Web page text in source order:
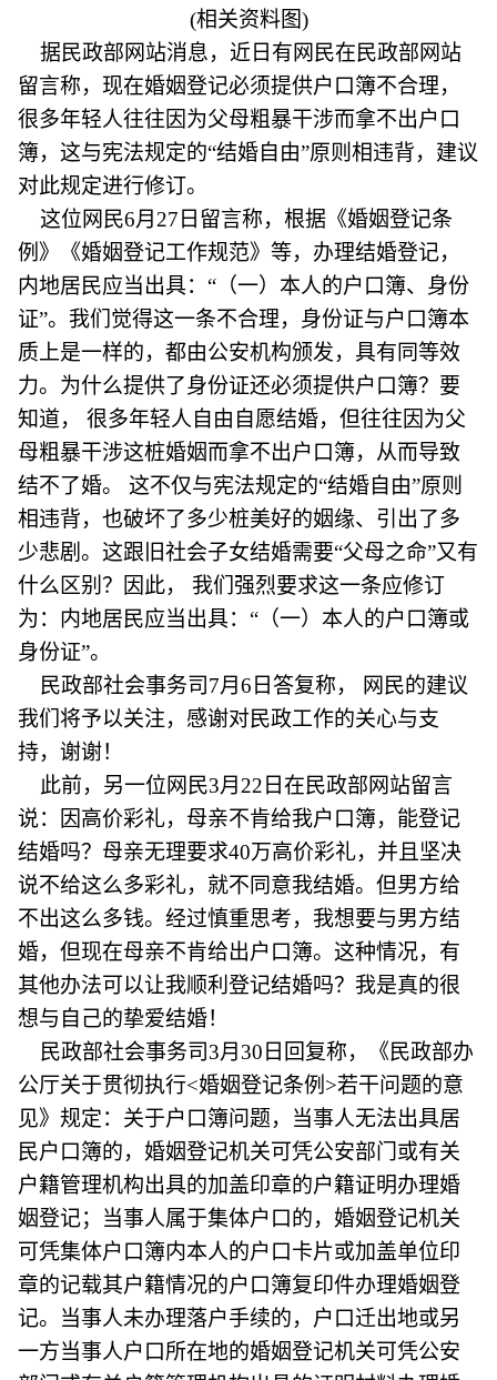
(相关资料图)
据民政部网站消息，近日有网民在民政部网站
留言称，现在婚姻登记必须提供户口簿不合理，
很多年轻人往往因为父母粗暴干涉而拿不出户口
簿，这与宪法规定的“结婚自由”原则相违背，建议
对此规定进行修订。
这位网民6月27日留言称，根据《婚姻登记条
例》《婚姻登记工作规范》等，办理结婚登记，
内地居民应当出具：“（一）本人的户口簿、身份
证”。我们觉得这一条不合理，身份证与户口簿本
质上是一样的，都由公安机构颁发，具有同等效
力。为什么提供了身份证还必须提供户口簿？要
知道， 很多年轻人自由自愿结婚，但往往因为父
母粗暴干涉这桩婚姻而拿不出户口簿，从而导致
结不了婚。 这不仅与宪法规定的“结婚自由”原则
相违背，也破坏了多少桩美好的姻缘、引出了多
少悲剧。这跟旧社会子女结婚需要“父母之命”又有
什么区别？因此， 我们强烈要求这一条应修订
为：内地居民应当出具：“（一）本人的户口簿或
身份证”。
民政部社会事务司7月6日答复称， 网民的建议
我们将予以关注，感谢对民政工作的关心与支
持，谢谢！
此前，另一位网民3月22日在民政部网站留言
说：因高价彩礼，母亲不肯给我户口簿，能登记
结婚吗？母亲无理要求40万高价彩礼，并且坚决
说不给这么多彩礼，就不同意我结婚。但男方给
不出这么多钱。经过慎重思考，我想要与男方结
婚，但现在母亲不肯给出户口簿。这种情况，有
其他办法可以让我顺利登记结婚吗？我是真的很
想与自己的挚爱结婚！
民政部社会事务司3月30日回复称，《民政部办
公厅关于贯彻执行<婚姻登记条例>若干问题的意
见》规定：关于户口簿问题，当事人无法出具居
民户口簿的，婚姻登记机关可凭公安部门或有关
户籍管理机构出具的加盖印章的户籍证明办理婚
姻登记；当事人属于集体户口的，婚姻登记机关
可凭集体户口簿内本人的户口卡片或加盖单位印
章的记载其户籍情况的户口簿复印件办理婚姻登
记。当事人未办理落户手续的，户口迁出地或另
一方当事人户口所在地的婚姻登记机关可凭公安